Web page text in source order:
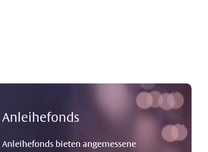
Anleihefonds
Anleihefonds bieten angemessene